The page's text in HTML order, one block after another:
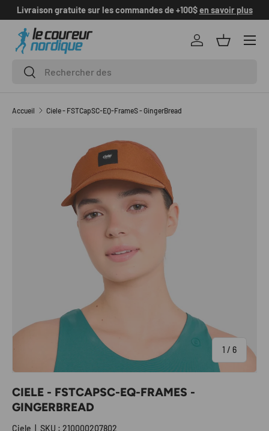
ALLER AU CONTENU
Livraison gratuite sur les commandes de +100$en savoir plus
Recherche
Rechercher
Se connecter
Panier
Accueil Ciele - FSTCapSC-EQ-FrameS - GingerBread
PASSER AUX INFORMATIONS PRODUITS
1 / de
6
CIELE - FSTCAPSC-EQ-FRAMES -
GINGERBREAD
Ciele SKU : 210000207802